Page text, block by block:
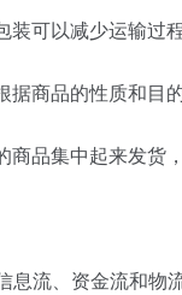
装可以减少运输过
据商品的性质和
商品集中起来发货
息流、资金流和